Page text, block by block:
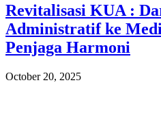
Revitalisasi KUA :
Administratif ke
Penjaga Harmoni
October 20, 2025